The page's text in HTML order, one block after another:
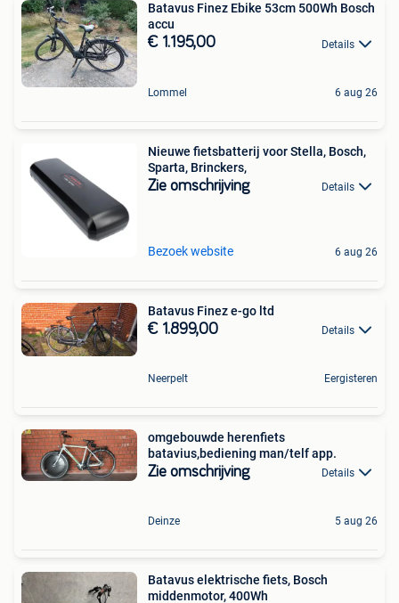
Batavus Finez Ebike 53cm 500Wh Bosch
accu
€ 1.195,00 Details
Lommel 6 aug 26
Nieuwe fietsbatterij voor Stella, Bosch,
Sparta, Brinckers,
Zie omschrijving Details
Bezoek website 6 aug 26
Batavus Finez e-go ltd
€ 1.899,00 Details
Neerpelt Eergisteren
omgebouwde herenfiets
batavius,bediening man/telf app.
Zie omschrijving Details
Deinze 5 aug 26
Batavus elektrische fiets, Bosch
middenmotor, 400Wh